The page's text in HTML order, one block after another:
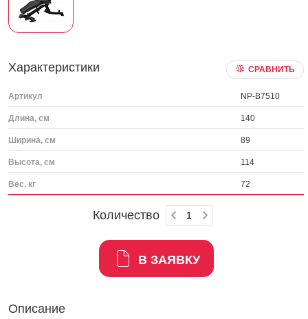
Характеристики СРАВНИТЬ
Артикул NP-B7510
Длина, см 140
Ширина, см 89
Высота, см 114
Вес, кг 72
Количество
В ЗАЯВКУ
Описание